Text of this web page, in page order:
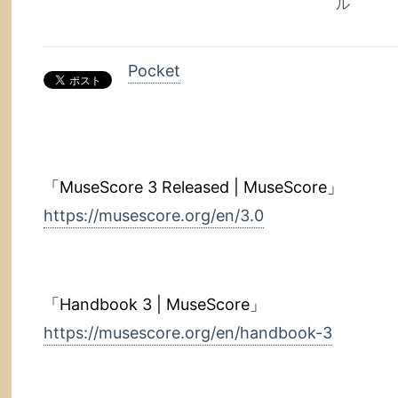
Pocket
「MuseScore 3 Released | MuseScore」
https://musescore.org/en/3.0
「Handbook 3 | MuseScore」
https://musescore.org/en/handbook-3